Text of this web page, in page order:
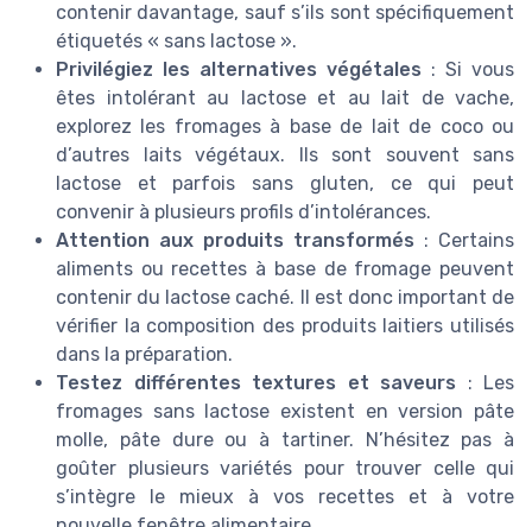
contenir davantage, sauf s’ils sont spécifiquement
étiquetés « sans lactose ».
Privilégiez les alternatives végétales : Si vous
êtes intolérant au lactose et au lait de vache,
explorez les fromages à base de lait de coco ou
d’autres laits végétaux. Ils sont souvent sans
lactose et parfois sans gluten, ce qui peut
convenir à plusieurs profils d’intolérances.
Attention aux produits transformés : Certains
aliments ou recettes à base de fromage peuvent
contenir du lactose caché. Il est donc important de
vérifier la composition des produits laitiers utilisés
dans la préparation.
Testez différentes textures et saveurs : Les
fromages sans lactose existent en version pâte
molle, pâte dure ou à tartiner. N’hésitez pas à
goûter plusieurs variétés pour trouver celle qui
s’intègre le mieux à vos recettes et à votre